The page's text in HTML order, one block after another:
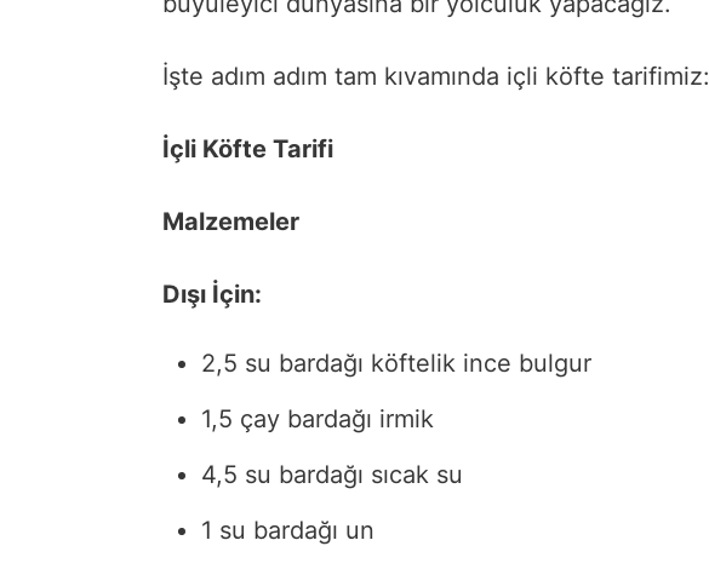
İşte adım adım tam kıvamında içli köfte tarifimiz:
İçli Köfte Tarifi
Malzemeler
Dışı İçin:
2,5 su bardağı köftelik ince bulgur
1,5 çay bardağı irmik
4,5 su bardağı sıcak su
1 su bardağı un